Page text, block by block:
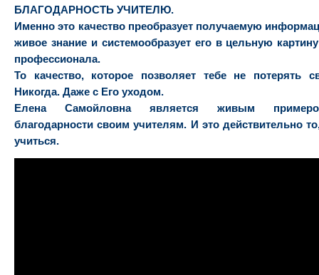
БЛАГОДАРНОСТЬ УЧИТЕЛЮ.
Именно это качество преобразует получаемую
живое знание и системообразует его в цельную
профессионала.
То качество, которое позволяет тебе не потерять
Никогда. Даже с Его уходом.
Елена Самойловна является живым
благодарности своим учителям. И это действительно
учиться.